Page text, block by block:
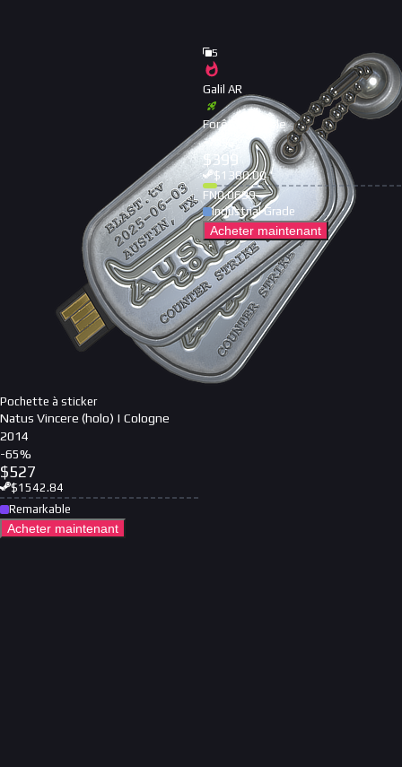
Pochette à sticker
Natus Vincere (holo) | Cologne
2014
-65%
$527
$1542.84
Remarkable
Acheter maintenant
5
Galil AR
Forêt hivernale
-71
$399
$ 1380.00
FN0.0699
Industrial Grade
Acheter maintenant